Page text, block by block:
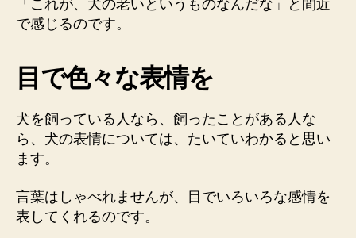
「これが、犬の老いというものなんだな」と間近
で感じるのです。
目で色々な表情を
犬を飼っている人なら、飼ったことがある人な
ら、犬の表情については、たいていわかると思い
ます。
言葉はしゃべれませんが、目でいろいろな感情を
表してくれるのです。